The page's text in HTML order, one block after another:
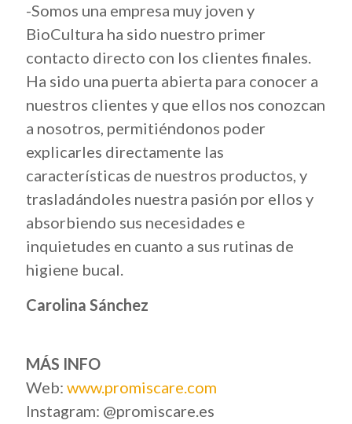
-Somos una empresa muy joven y
BioCultura ha sido nuestro primer
contacto directo con los clientes finales.
Ha sido una puerta abierta para conocer a
nuestros clientes y que ellos nos conozcan
a nosotros, permitiéndonos poder
explicarles directamente las
características de nuestros productos, y
trasladándoles nuestra pasión por ellos y
absorbiendo sus necesidades e
inquietudes en cuanto a sus rutinas de
higiene bucal.
Carolina Sánchez
MÁS INFO
Web: www.promiscare.com
Instagram: @promiscare.es